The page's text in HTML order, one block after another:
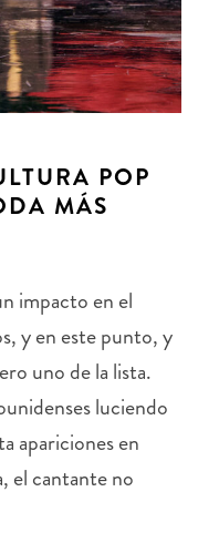
POP
MÁS
impacto en el
y en este punto, y
uno de la lista.
luciendo
apariciones en
el cantante no